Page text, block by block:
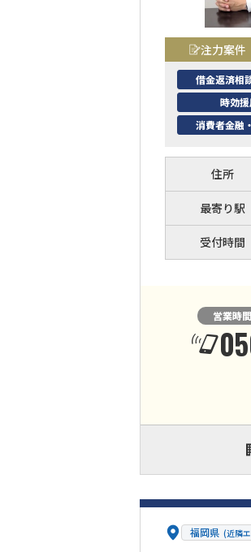
注力案件
借金返済相
時効援
消費者金融
住所
最寄り駅
受付時間
営業時
福岡県 (近隣